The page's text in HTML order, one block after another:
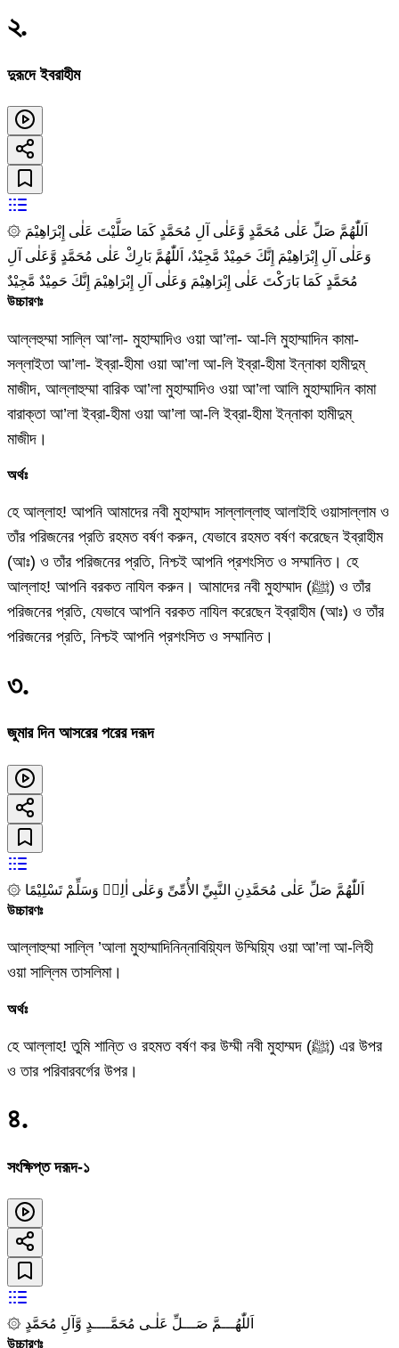
২.
দুরূদে ইবরাহীম
۞ اَللّٰهُمَّ صَلِّ عَلٰى مُحَمَّدٍ وَّعَلٰى آلِ مُحَمَّدٍ كَمَا صَلَّيْتَ عَلٰى إِبْرَاهِيْمَ
وَعَلٰى آلِ إِبْرَاهِيْمَ إِنَّكَ حَمِيْدٌ مَّجِيْدٌ، اَللّٰهُمَّ بَارِكْ عَلٰى مُحَمَّدٍ وَّعَلٰى آلِ
مُحَمَّدٍ كَمَا بَارَكْتَ عَلٰى إِبْرَاهِيْمَ وَعَلٰى آلِ إِبْرَاهِيْمَ إِنَّكَ حَمِيْدٌ مَّجِيْدٌ
উচ্চারণঃ
আল্লহুম্মা সাল্লি আ’লা- মুহাম্মাদিও ওয়া আ’লা- আ-লি মুহাম্মাদিন কামা-
সল্লাইতা আ’লা- ইব্‌রা-হীমা ওয়া আ’লা আ-লি ইব্‌রা-হীমা ইন্নাকা হামীদুম্
মাজীদ, আল্লাহুম্মা বারিক আ’লা মুহাম্মাদিও ওয়া আ’লা আলি মুহাম্মাদিন কামা
বারাক্‌তা আ’লা ইব্রা-হীমা ওয়া আ’লা আ-লি ইব্রা-হীমা ইন্নাকা হামীদুম্
মাজীদ।
অর্থঃ
হে আল্লাহ! আপনি আমাদের নবী মুহাম্মাদ সাল্লাল্লাহু আলাইহি ওয়াসাল্লাম ও
তাঁর পরিজনের প্রতি রহমত বর্ষণ করুন, যেভাবে রহমত বর্ষণ করেছেন ইব্রাহীম
(আঃ) ও তাঁর পরিজনের প্রতি, নিশ্চই আপনি প্রশংসিত ও সম্মানিত। হে
আল্লাহ! আপনি বরকত নাযিল করুন। আমাদের নবী মুহাম্মাদ (ﷺ) ও তাঁর
পরিজনের প্রতি, যেভাবে আপনি বরকত নাযিল করেছেন ইব্রাহীম (আঃ) ও তাঁর
পরিজনের প্রতি, নিশ্চই আপনি প্রশংসিত ও সম্মানিত।
৩.
জুমার দিন আসরের পরের দরূদ
۞ اَللّٰهُمَّ صَلِّ عَلٰى مُحَمَّدِنِ النَّبِيِّ الأُمِّىِّ وَعَلٰى اٰلِهٖ وَسَلِّمْ تَسْلِيْمًا
উচ্চারণঃ
আল্লাহুম্মা সাল্লি ’আলা মুহাম্মাদিনিন্নাবিয়্যিল উম্মিয়্যি ওয়া আ’লা আ-লিহী
ওয়া সাল্লিম তাসলিমা।
অর্থঃ
হে আল্লাহ! তুমি শান্তি ও রহমত বর্ষণ কর উম্মী নবী মুহাম্মদ (ﷺ) এর উপর
ও তার পরিবারবর্গের উপর।
৪.
সংক্ষিপ্ত দরূদ-১
۞ اَللّٰهُـــمَّ صَـــلِّ عَلٰـى مُحَمَّــــدٍ وَّآلِ مُحَمَّدٍ
উচ্চারণঃ